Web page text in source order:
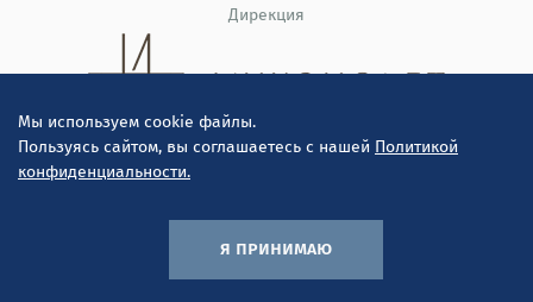
Мы используем cookie файлы.
Пользуясь сайтом, вы соглашаетесь с нашей Политикой
конфиденциальности.
я принимаю
Дирекция